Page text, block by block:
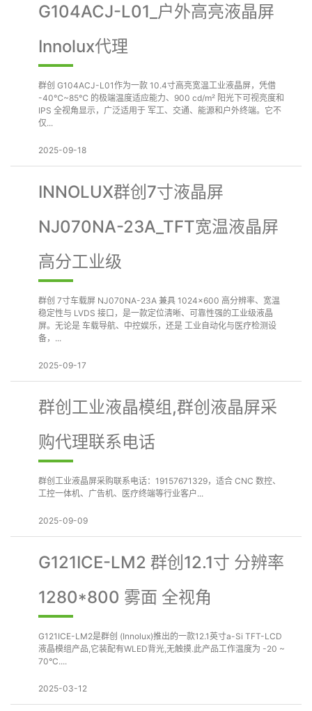
G104ACJ-L01_户外高亮液晶屏
Innolux代理
群创 G104ACJ-L01作为一款 10.4寸高亮宽温工业液晶屏，凭借
-40℃~85℃ 的极端温度适应能力、900 cd/m² 阳光下可视亮度和
IPS 全视角显示，广泛适用于 军工、交通、能源和户外终端。它不
仅...
2025-09-18
INNOLUX群创7寸液晶屏
NJ070NA-23A_TFT宽温液晶屏
高分工业级
群创 7寸车载屏 NJ070NA-23A 兼具 1024×600 高分辨率、宽温
稳定性与 LVDS 接口，是一款定位清晰、可靠性强的工业级液晶
屏。无论是 车载导航、中控娱乐，还是 工业自动化与医疗检测设
备，...
2025-09-17
群创工业液晶模组,群创液晶屏采
购代理联系电话
群创工业液晶屏采购联系电话：19157671329，适合 CNC 数控、
工控一体机、广告机、医疗终端等行业客户...
2025-09-09
G121ICE-LM2 群创12.1寸 分辨率
1280*800 雾面 全视角
G121ICE-LM2是群创 (Innolux)推出的一款12.1英寸a-Si TFT-LCD
液晶模组产品,它装配有WLED背光,无触摸.此产品工作温度为 -20 ~
70°C....
2025-03-12